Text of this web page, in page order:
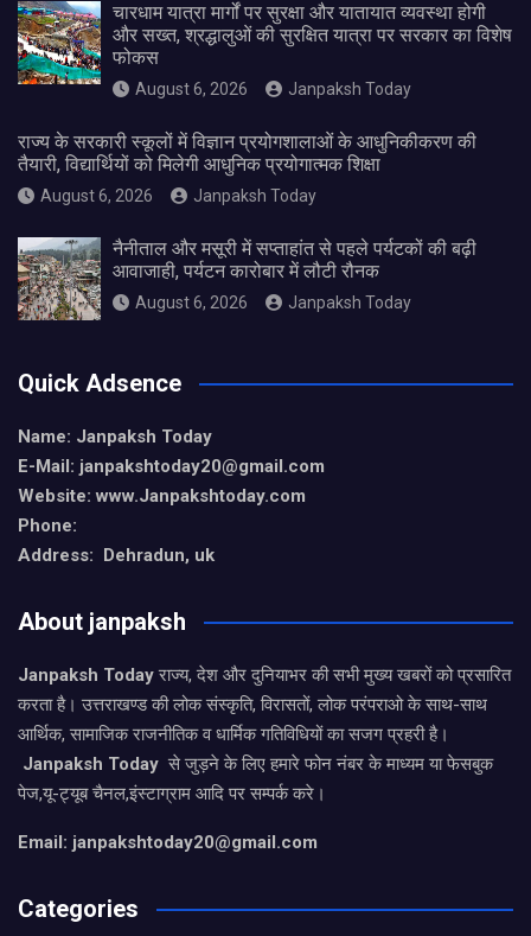
चारधाम यात्रा मार्गों पर सुरक्षा और यातायात व्यवस्था होगी
और सख्त, श्रद्धालुओं की सुरक्षित यात्रा पर सरकार का विशेष
फोकस
August 6, 2026 Janpaksh Today
राज्य के सरकारी स्कूलों में विज्ञान प्रयोगशालाओं के आधुनिकीकरण की
तैयारी, विद्यार्थियों को मिलेगी आधुनिक प्रयोगात्मक शिक्षा
August 6, 2026 Janpaksh Today
नैनीताल और मसूरी में सप्ताहांत से पहले पर्यटकों की बढ़ी
आवाजाही, पर्यटन कारोबार में लौटी रौनक
August 6, 2026 Janpaksh Today
Quick Adsence
Name: Janpaksh Today
E-Mail: janpakshtoday20@gmail.com
Website: www.Janpakshtoday.com
Phone:
Address: Dehradun, uk
About janpaksh
Janpaksh Todayराज्य, देश और दुनियाभर की सभी मुख्य खबरों को प्रसारित
करता है। उत्तराखण्ड की लोक संस्कृति, विरासतों, लोक परंपराओ के साथ-साथ
आर्थिक, सामाजिक राजनीतिक व धार्मिक गतिविधियों का सजग प्रहरी है।
Janpaksh Today से जुड़ने के लिए हमारे फोन नंबर के माध्यम या फेसबुक
पेज,यू-ट्यूब चैनल,इंस्टाग्राम आदि पर सम्पर्क करे।
Email: janpakshtoday20@gmail.com
Categories